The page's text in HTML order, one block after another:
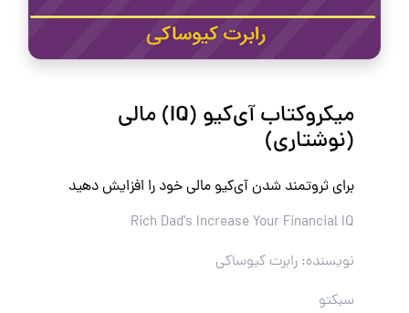
میکروکتاب آی‌کیو (IQ) مالی
(نوشتاری)
برای ثروتمند شدن آی‌کیو مالی خود را افزایش دهید
Rich Dad's Increase Your Financial IQ
نویسنده: رابرت کیوساکی
سبکتو